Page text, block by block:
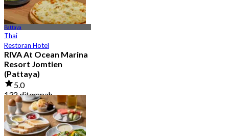
Pattaya
Thai
Restoran Hotel
RIVA At Ocean Marina
Resort Jomtien
(Pattaya)
5.0
132 ditempah
Dari฿ 625